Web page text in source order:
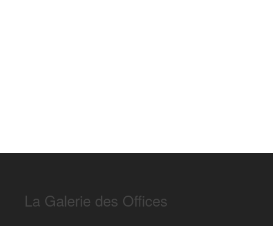
La Galerie des Offices